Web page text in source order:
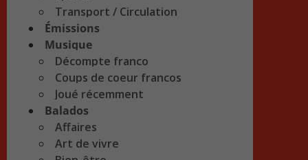
Transport / Circulation
Émissions
Musique
Décompte franco
Coups de coeur francos
Joué récemment
Balados
Affaires
Art de vivre